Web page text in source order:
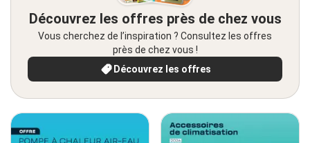
Découvrez les offres près de chez vous
Vous cherchez de l’inspiration ? Consultez les offres
près de chez vous !
Découvrez les offres